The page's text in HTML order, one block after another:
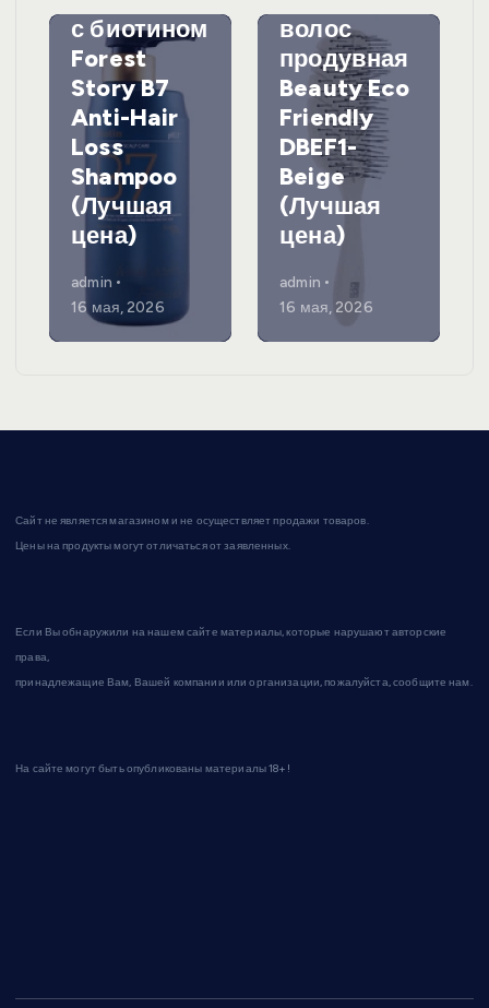
с биотином
Forest
Story B7
Anti-Hair
Loss
Shampoo
(Лучшая
цена)
admin
16 мая, 2026
волос
продувная
Beauty Eco
Friendly
DBEF1-
Beige
(Лучшая
цена)
admin
16 мая, 2026
Сайт не является магазином и не осуществляет продажи товаров.
Цены на продукты могут отличаться от заявленных.
Если Вы обнаружили на нашем сайте материалы, которые нарушают авторские
права,
принадлежащие Вам, Вашей компании или организации, пожалуйста, сообщите нам.
На сайте могут быть опубликованы материалы 18+!